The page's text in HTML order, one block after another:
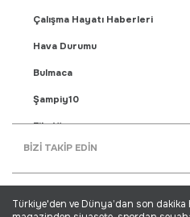
Çalışma Hayatı Haberleri
Hava Durumu
Bulmaca
Şampiy10
Fikstür
Puan Durumu
Yaşam Haberleri
BİZİ TAKİP EDİN
Türkiye'den ve Dünya’dan son dakika